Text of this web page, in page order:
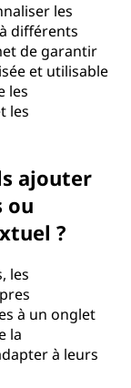
les
différents
de garantir
et utilisable
les
les
ajouter
ou
?
les
à un onglet
la
à leurs